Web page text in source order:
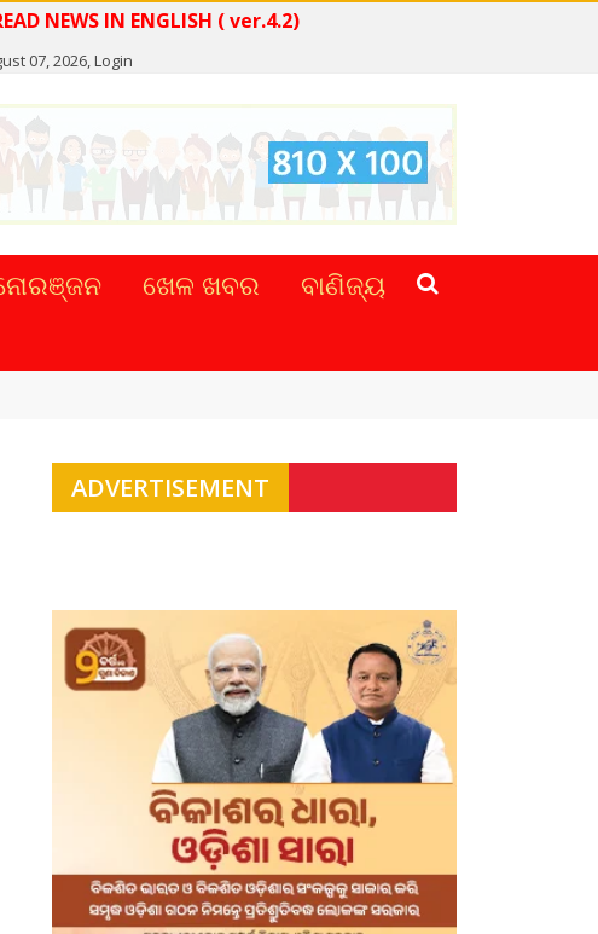
READ NEWS IN ENGLISH ( ver.4.2)
07, 2026,Login
ଖେଳ ଖବର
ବାଣିଜ୍ୟ
ADVERTISEMENT